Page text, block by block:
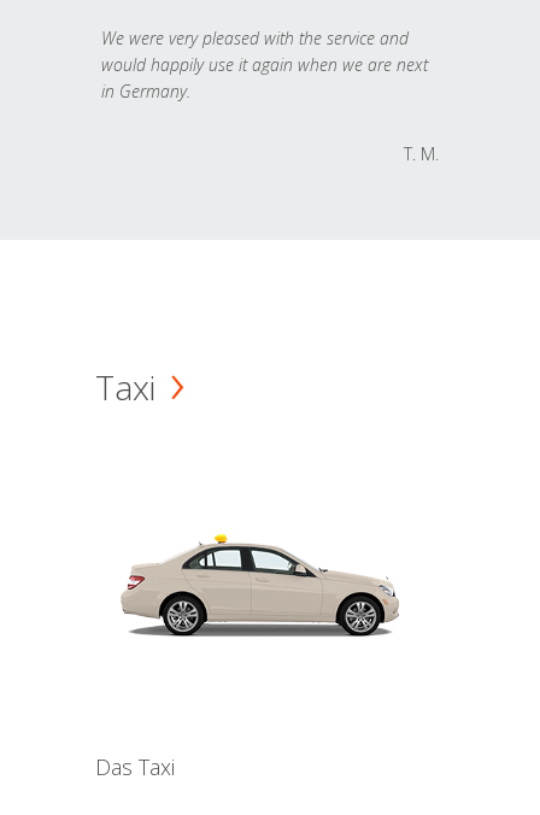
We were very pleased with the service and
would happily use it again when we are next
in Germany.
T. M.
Taxi
Das Taxi